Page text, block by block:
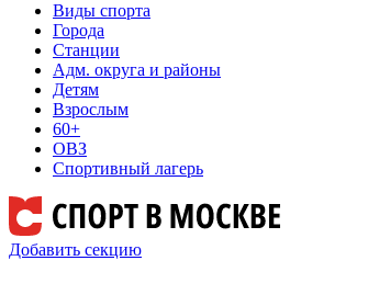
Виды спорта
Города
Станции
Адм. округа и районы
Детям
Взрослым
60+
ОВЗ
Спортивный лагерь
Добавить секцию